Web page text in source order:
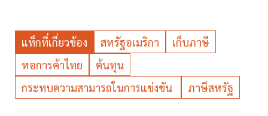
แท็กที่เกี่ยวข้อง สหรัฐอเมริกา
เก็บภาษี
หอการค้าไทย
ต้นทุน
กระทบความสามารถในการแข่งขัน
ภาษีสหรัฐ